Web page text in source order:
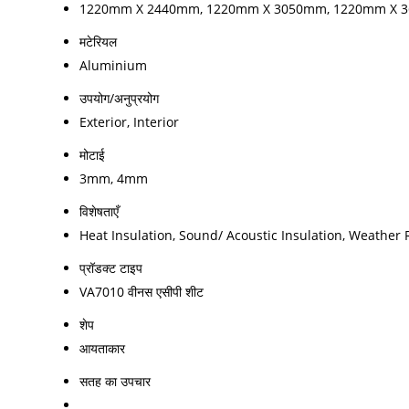
1220mm X 2440mm, 1220mm X 3050mm, 1220mm X
मटेरियल
Aluminium
उपयोग/अनुप्रयोग
Exterior, Interior
मोटाई
3mm, 4mm
विशेषताएँ
Heat Insulation, Sound/ Acoustic Insulation, Weather
प्रॉडक्ट टाइप
VA7010 वीनस एसीपी शीट
शेप
आयताकार
सतह का उपचार